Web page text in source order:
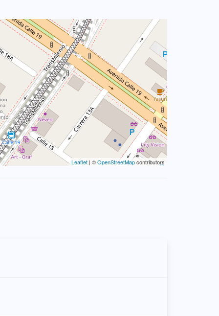
Leaflet | ©OpenStreetMapcontributors